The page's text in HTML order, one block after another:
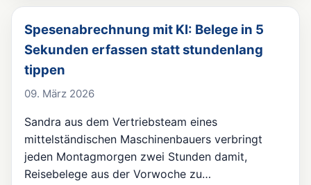
Spesenabrechnung mit KI: Belege in 5
Sekunden erfassen statt stundenlang
tippen
09. März 2026
Sandra aus dem Vertriebsteam eines
mittelständischen Maschinenbauers verbringt
jeden Montagmorgen zwei Stunden damit,
Reisebelege aus der Vorwoche zu…